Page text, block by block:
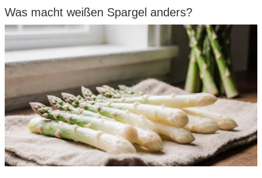
Was macht weißen Spargel anders?